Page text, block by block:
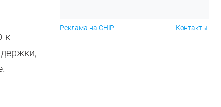
к
Реклама на CHIP Контакты